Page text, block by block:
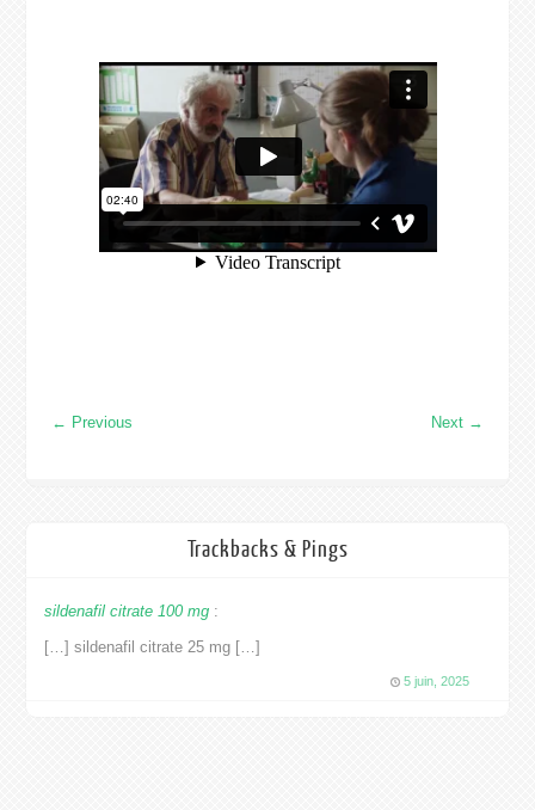
← Previous Next →
Trackbacks & Pings
sildenafil citrate 100 mg :
[…] sildenafil citrate 25 mg […]
5 juin, 2025